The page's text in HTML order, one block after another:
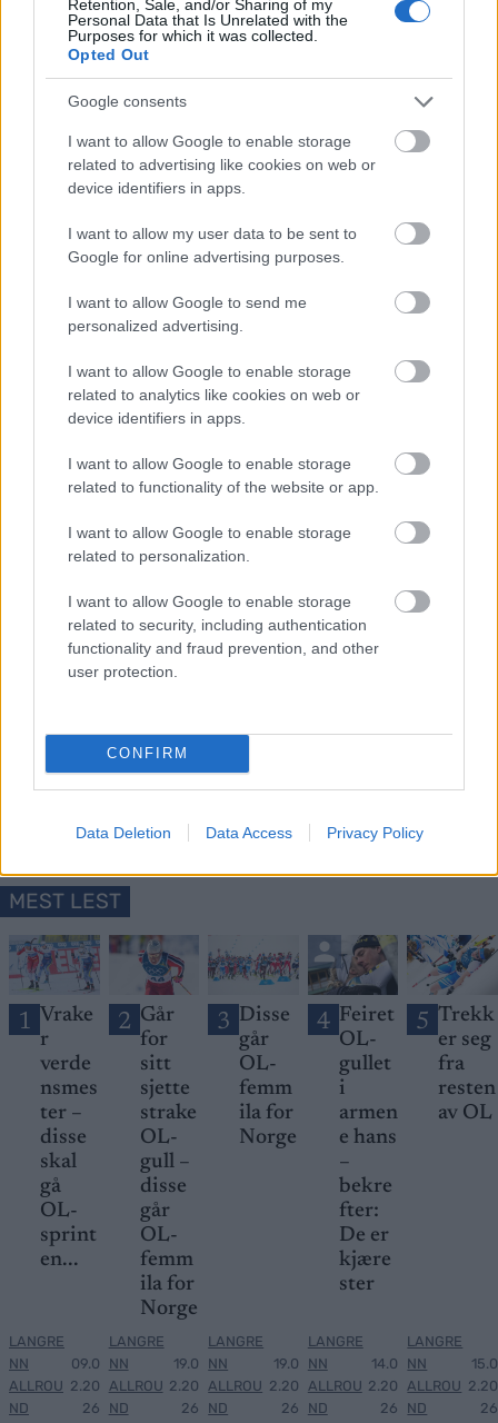
Retention, Sale, and/or Sharing of my
Personal Data that Is Unrelated with the
Purposes for which it was collected.
Opted Out
Google consents
I want to allow Google to enable storage
related to advertising like cookies on web or
device identifiers in apps.
I want to allow my user data to be sent to
Google for online advertising purposes.
I want to allow Google to send me
personalized advertising.
I want to allow Google to enable storage
related to analytics like cookies on web or
device identifiers in apps.
I want to allow Google to enable storage
related to functionality of the website or app.
I want to allow Google to enable storage
related to personalization.
I want to allow Google to enable storage
related to security, including authentication
functionality and fraud prevention, and other
user protection.
CONFIRM
Data Deletion Data Access Privacy Policy
1. å la de overnevnte utøverne, og alle andre
utøvere, støtteapparat og ledere fra Russland delta
som nøytrale utøvere i alle FIS-arrangementer,
inkludert kvalifiseringsarrangementer for OL
2026 i Milano/Cortina, så vel som i selve OL, i
henhold til IOCs kriterier for AIAs.
russiske parautøvere, støtteapparat og ledere fra
Russland delta i alle FIS-arrangementer, inkludert
kvalifiseringsarrangementer for Paralympics
2026 i Milano/Cortina, så vel som i selve
Paralympics, på lik linje med alle andre
parautøvere.
I henhold til CAS retningslinjer holder partene nå
på med å utveksle skriftlig dokumentasjon, og en
høring skal fastsettes etter overensstemmelse med
MEST LEST
1 Vrake
r
verde
nsmes
ter –
disse
skal
gå
OL-
sprint
en...
LANGRE
NN
ALLROU
ND
09.0
2.20
26
2 Går
for
sitt
sjette
strake
OL-
gull –
disse
går
OL-
femm
ila for
Norge
LANGRE
NN
ALLROU
ND
19.0
2.20
26
3 Disse
går
OL-
femm
ila for
Norge
LANGRE
NN
ALLROU
ND
19.0
2.20
26
4 Feiret
OL-
gullet
i
armen
e hans
–
bekre
fter:
De er
kjære
ster
LANGRE
NN
ALLROU
ND
14.0
2.20
26
5 Trekk
er seg
fra
resten
av OL
LANGRE
NN
ALLROU
ND
15.0
2.20
26